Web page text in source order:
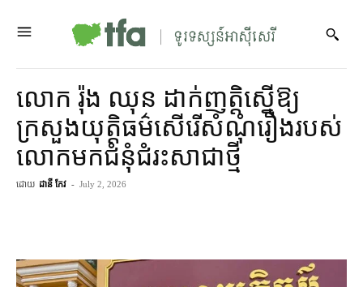
លោក រ៉ុង ឈុន ដាក់​ញត្តិ​ស្នើ​ឱ្យ​
ក្រសួងយុត្តិធម៌​សើរើ​សំណុំរឿង​របស់​
លោក​មក​ជំនុំ​ជំរះ​សាជាថ្មី
ដោយ ដានី កែវ - July 2, 2026